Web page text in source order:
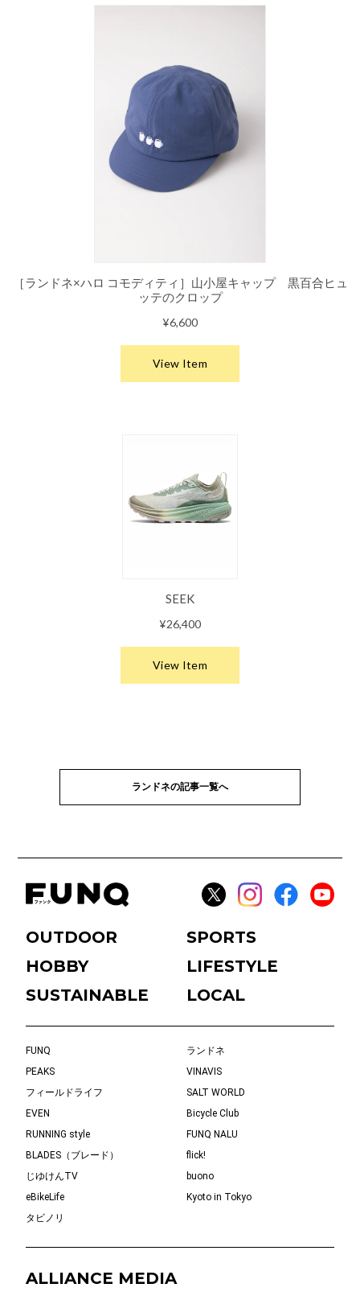
ランドネの記事一覧へ
OUTDOOR
SPORTS
HOBBY
LIFESTYLE
SUSTAINABLE
LOCAL
FUNQ
ランドネ
PEAKS
VINAVIS
フィールドライフ
SALT WORLD
EVEN
Bicycle Club
RUNNING style
FUNQ NALU
BLADES（ブレード）
flick!
じゆけんTV
buono
eBikeLife
Kyoto in Tokyo
タビノリ
ALLIANCE MEDIA